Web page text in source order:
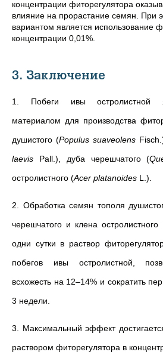
концентрации фиторегулятора
влияние на прорастание семян. При
вариантом является использование
концентрации 0,01%.
3. Заключение
1. Побеги ивы остролистной
материалом для производства
душистого (Populus suaveolens
laevis Pall.), дуба черешчатого (
остролистного (Acer platanoides L.).
2. Обработка семян тополя
черешчатого и клена
одни сутки в раствор
побегов ивы остролистной,
всхожесть на 12–14% и сократить
3 недели.
3. Максимальный эффект
раствором фиторегулятора в